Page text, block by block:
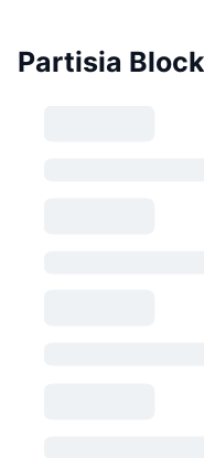
Partisia